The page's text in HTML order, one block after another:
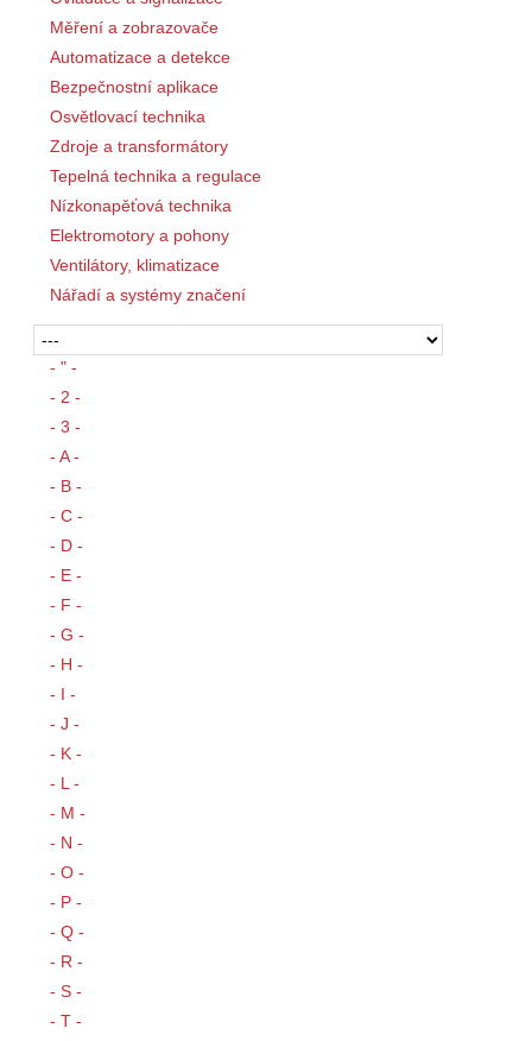
Měření a zobrazovače
Automatizace a detekce
Bezpečnostní aplikace
Osvětlovací technika
Zdroje a transformátory
Tepelná technika a regulace
Nízkonapěťová technika
Elektromotory a pohony
Ventilátory, klimatizace
Nářadí a systémy značení
- " -
- 2 -
- 3 -
- A -
- B -
- C -
- D -
- E -
- F -
- G -
- H -
- I -
- J -
- K -
- L -
- M -
- N -
- O -
- P -
- Q -
- R -
- S -
- T -